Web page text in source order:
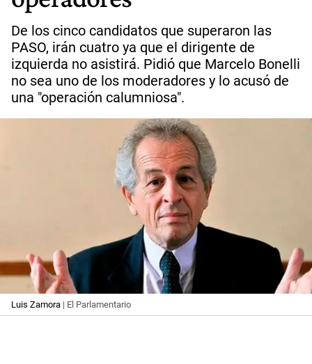
De los cinco candidatos que superaron las
PASO, irán cuatro ya que el dirigente de
izquierda no asistirá. Pidió que Marcelo Bonelli
no sea uno de los moderadores y lo acusó de
una "operación calumniosa".
Luis Zamora | El Parlamentario